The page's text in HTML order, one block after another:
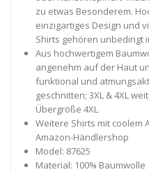
zu etwas Besonderem.
einzigartiges Design und
Shirts gehören unbedingt
Aus hochwertigem
angenehm auf der Haut
funktional und
geschnitten; 3XL & 4XL
Übergröße 4XL
Weitere Shirts mit coolem
Amazon-Händlershop
Model: 87625
Material: 100% Baumwolle